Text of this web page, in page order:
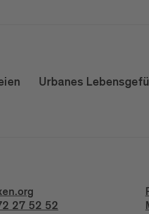
Urbanes
27 52 52